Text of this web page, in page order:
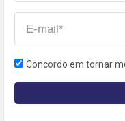
Concordo em tornar